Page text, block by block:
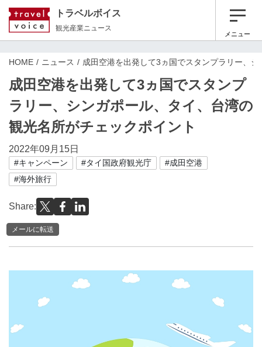
トラベルボイス
観光産業ニュース
メニュー
HOME ニュース 成田空港を出発して3ヵ国でスタンプラリー、
成田空港を出発して3ヵ国でスタンプ
ラリー、シンガポール、タイ、台湾の
観光名所がチェックポイント
2022年09月15日
#キャンペーン #タイ国政府観光庁
#成田空港
#海外旅行
Share:
メールに転送